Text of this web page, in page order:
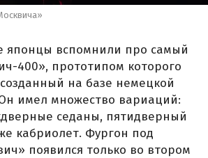
японцы вспомнили про самый
400», прототипом которого
на базе немецкой
имел множество вариаций:
седаны, пятидверный
кабриолет. Фургон под
появился только во втором